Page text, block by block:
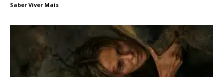
Saber Viver Mais